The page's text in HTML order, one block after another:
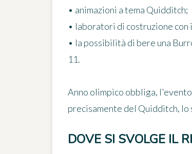
• animazioni a tema Quidditch;
• laboratori di costruzione con
• la possibilità di bere una
11.
Anno olimpico obbliga,
precisamente del Quidditch,
DOVE SI SVOLGE IL